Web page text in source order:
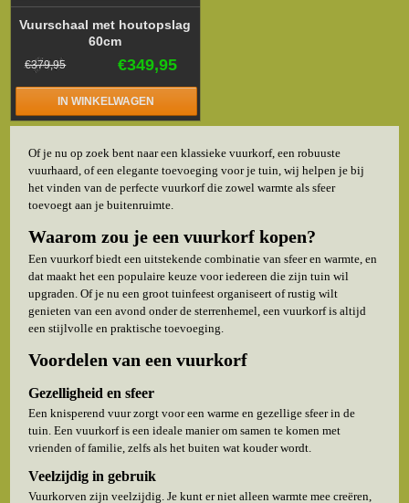
Vuurschaal met houtopslag
60cm
€349,95
€379,95
IN WINKELWAGEN
Of je nu op zoek bent naar een klassieke vuurkorf, een robuuste
vuurhaard, of een elegante toevoeging voor je tuin, wij helpen je bij
het vinden van de perfecte vuurkorf die zowel warmte als sfeer
toevoegt aan je buitenruimte.
Waarom zou je een vuurkorf kopen?
Een vuurkorf biedt een uitstekende combinatie van sfeer en warmte, en
dat maakt het een populaire keuze voor iedereen die zijn tuin wil
upgraden. Of je nu een groot tuinfeest organiseert of rustig wilt
genieten van een avond onder de sterrenhemel, een vuurkorf is altijd
een stijlvolle en praktische toevoeging.
Voordelen van een vuurkorf
Gezelligheid en sfeer
Een knisperend vuur zorgt voor een warme en gezellige sfeer in de
tuin. Een vuurkorf is een ideale manier om samen te komen met
vrienden of familie, zelfs als het buiten wat kouder wordt.
Veelzijdig in gebruik
Vuurkorven zijn veelzijdig. Je kunt er niet alleen warmte mee creëren,